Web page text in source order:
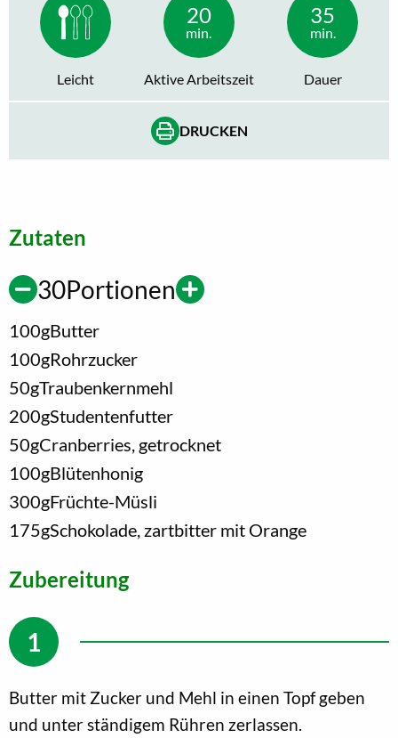
Leicht
20
min.
Aktive Arbeitszeit
35
min.
Dauer
DRUCKEN
Zutaten
30Portionen
100gButter
100gRohrzucker
50gTraubenkernmehl
200gStudentenfutter
50gCranberries, getrocknet
100gBlütenhonig
300gFrüchte-Müsli
175gSchokolade, zartbitter mit Orange
Zubereitung
Butter mit Zucker und Mehl in einen Topf geben
und unter ständigem Rühren zerlassen.